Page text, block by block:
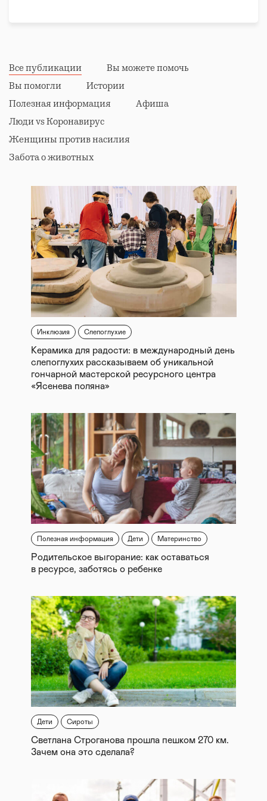
Все публикации
Вы можете помочь
Вы помогли
Истории
Полезная информация
Афиша
Люди vs Коронавирус
Женщины против насилия
Забота о животных
Инклюзия Слепоглухие
Керамика для радости: в международный день
слепоглухих рассказываем об уникальной
гончарной мастерской ресурсного центра
«Ясенева поляна»
Полезная информация Дети Материнство
Родительское выгорание: как оставаться
в ресурсе, заботясь о ребенке
Дети Сироты
Светлана Строганова прошла пешком 270 км.
Зачем она это сделала?